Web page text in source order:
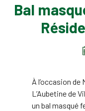
Bal
À l’occasion de
L’Aubetine de
un bal masqué